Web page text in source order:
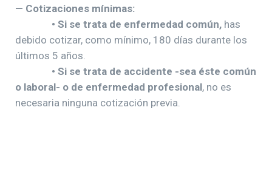
— Cotizaciones mínimas:
• Si se trata de enfermedad común, has
debido cotizar, como mínimo, 180 días durante los
últimos 5 años.
• Si se trata de accidente -sea éste común
o laboral- o de enfermedad profesional, no es
necesaria ninguna cotización previa.